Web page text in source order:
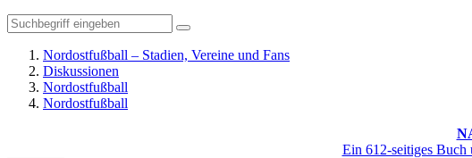
Nordostfußball – Stadien, Vereine und Fans
Diskussionen
Nordostfußball
Nordostfußball
Ein 612-seitiges Buch